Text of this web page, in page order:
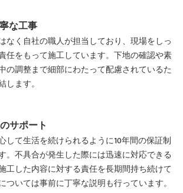
な工事
なく自社の職人が担当しており、現場をしっ
任をもって施工しています。下地の確認や素
の調整まで細部にわたって配慮されているた
ます。
サポート
して生活を続けられるように10年間の保証制
。不具合が発生した際には迅速に対応できる
工した内容に対する責任を長期間持ち続けて
ついては事前に丁寧な説明も行っています。